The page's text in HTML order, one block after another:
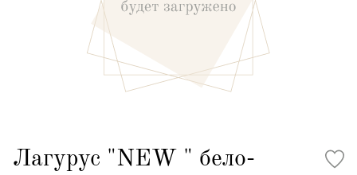
Лагурус "NEW " бело-